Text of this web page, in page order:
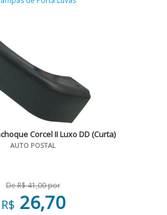
Corcel II Luxo DD (Curta)
AUTO POSTAL
De R$ 41,00 por
R$ 26,70